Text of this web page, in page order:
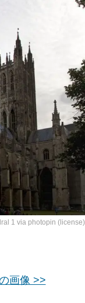
1 via photopin (license)
画像 >>